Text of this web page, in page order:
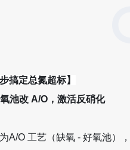
搞定总氮超标】
池改 A/O，激活反硝化
A/O 工艺（缺氧 - 好氧池）